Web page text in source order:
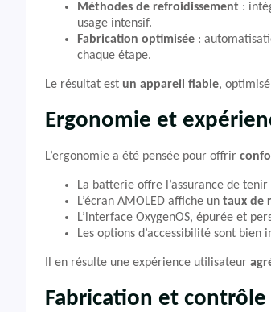
Méthodes de refroidissement :
usage intensif.
Fabrication optimisée :
chaque étape.
Le résultat est un appareil fiable,
Ergonomie et
L’ergonomie a été pensée pour offrir
La batterie offre l’assurance de
L’écran AMOLED affiche un taux de
L’interface OxygenOS, épurée et
Les options d’accessibilité sont
Il en résulte une expérience utilisateur
Fabrication et